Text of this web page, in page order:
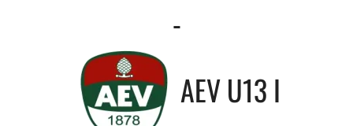
-
AEV U13 I